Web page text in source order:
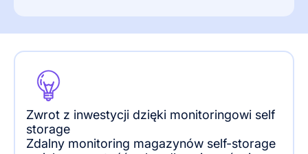
Zwrot z inwestycji dzięki monitoringowi self
storage
Zdalny monitoring magazynów self-storage